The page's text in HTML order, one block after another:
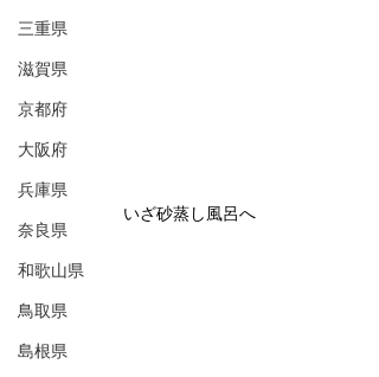
三重県
滋賀県
京都府
大阪府
兵庫県
奈良県
和歌山県
鳥取県
島根県
いざ砂蒸し風呂へ